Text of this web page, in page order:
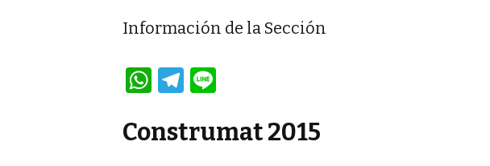
Información de la Sección
W
at
Te
gr e
Construmat 2015